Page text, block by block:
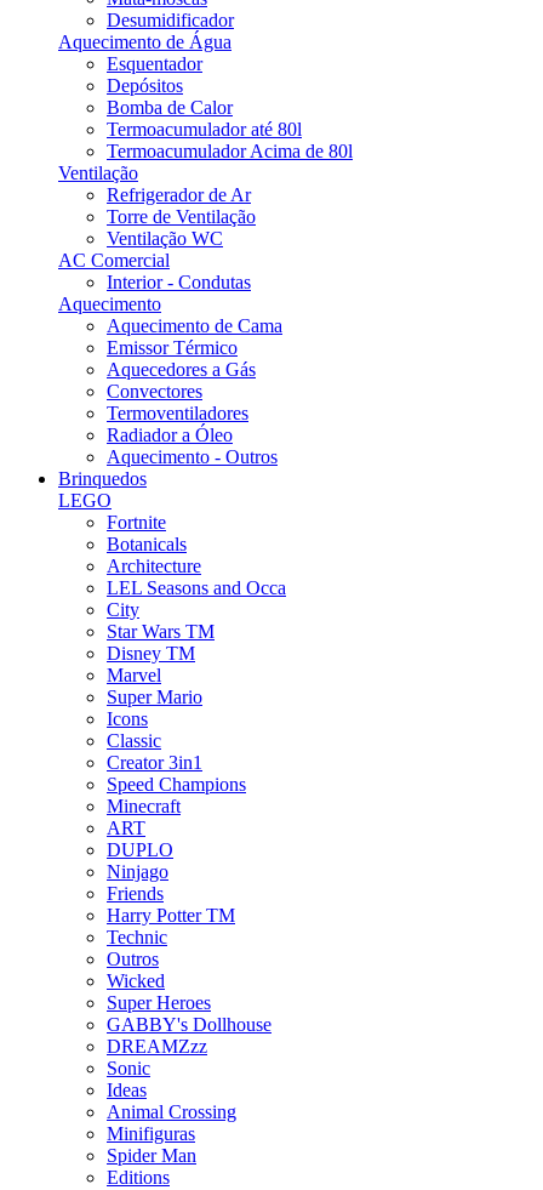
Desumidificador
Aquecimento de Água
Esquentador
Depósitos
Bomba de Calor
Termoacumulador até 80l
Termoacumulador Acima de 80l
Ventilação
Refrigerador de Ar
Torre de Ventilação
Ventilação WC
AC Comercial
Interior - Condutas
Aquecimento
Aquecimento de Cama
Emissor Térmico
Aquecedores a Gás
Convectores
Termoventiladores
Radiador a Óleo
Aquecimento - Outros
Brinquedos
LEGO
Fortnite
Botanicals
Architecture
LEL Seasons and Occa
City
Star Wars TM
Disney TM
Marvel
Super Mario
Icons
Classic
Creator 3in1
Speed Champions
Minecraft
ART
DUPLO
Ninjago
Friends
Harry Potter TM
Technic
Outros
Wicked
Super Heroes
GABBY's Dollhouse
DREAMZzz
Sonic
Ideas
Animal Crossing
Minifiguras
Spider Man
Editions